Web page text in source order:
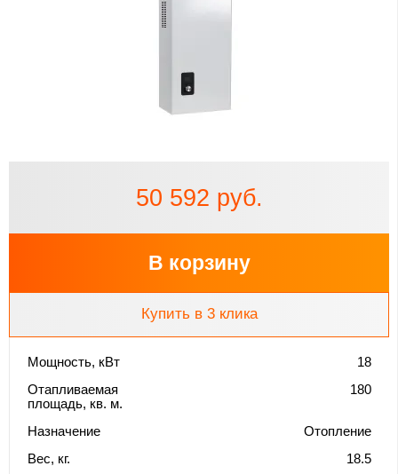
50 592 руб.
В корзину
Купить в 3 клика
Мощность, кВт
18
Отапливаемая
площадь, кв. м.
180
Назначение
Отопление
Вес, кг.
18.5